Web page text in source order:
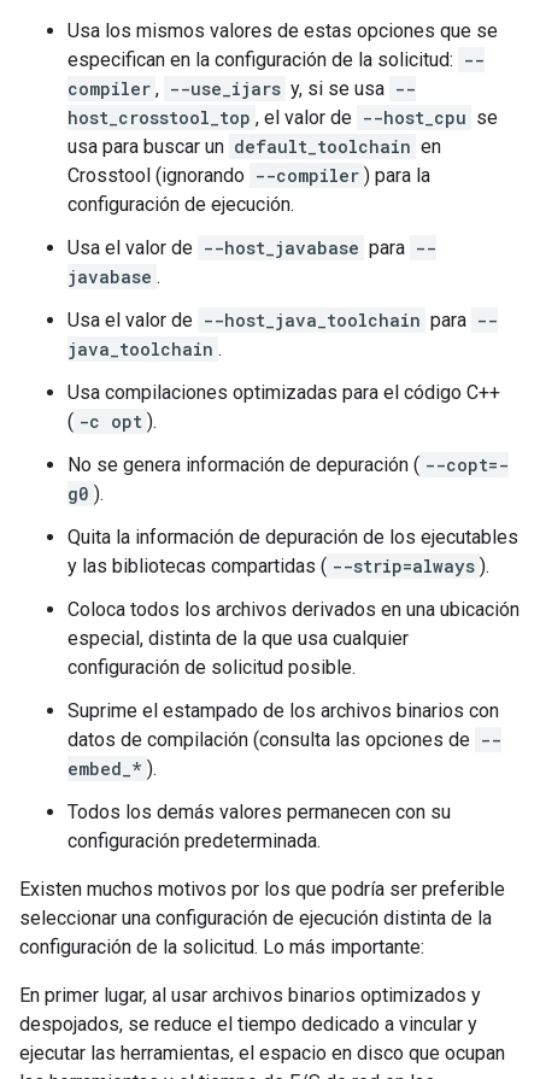
Usa los mismos valores de estas opciones que se
especifican en la configuración de la solicitud: --
compiler , --use_ijars y, si se usa --
host_crosstool_top , el valor de --host_cpu se
usa para buscar un default_toolchain en
Crosstool (ignorando --compiler ) para la
configuración de ejecución.
Usa el valor de --host_javabase para --
javabase .
Usa el valor de --host_java_toolchain para --
java_toolchain .
Usa compilaciones optimizadas para el código C++
( -c opt ).
No se genera información de depuración ( --copt=-
g0 ).
Quita la información de depuración de los ejecutables
y las bibliotecas compartidas ( --strip=always ).
Coloca todos los archivos derivados en una ubicación
especial, distinta de la que usa cualquier
configuración de solicitud posible.
Suprime el estampado de los archivos binarios con
datos de compilación (consulta las opciones de --
embed_* ).
Todos los demás valores permanecen con su
configuración predeterminada.
Existen muchos motivos por los que podría ser preferible
seleccionar una configuración de ejecución distinta de la
configuración de la solicitud. Lo más importante:
En primer lugar, al usar archivos binarios optimizados y
despojados, se reduce el tiempo dedicado a vincular y
ejecutar las herramientas, el espacio en disco que ocupan